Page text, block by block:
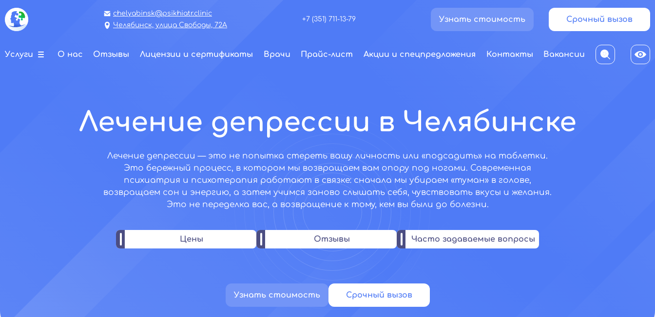
chelyabinsk@psikhiatr.clinic
Челябинск, улица Свободы, 72А
+7 (351) 711-13-79 Узнать стоимость Срочный вызов
Услуги О нас Отзывы Лицензии и сертификаты Врачи Прайс-лист Акции и спецпредложения Контакты Вакансии
Лечение депрессии в Челябинске
Лечение депрессии — это не попытка стереть вашу личность или «подсадить» на таблетки.
Это бережный процесс, в котором мы возвращаем вам опору под ногами. Современная
психиатрия и психотерапия работают в связке: сначала мы убираем «туман» в голове,
возвращаем сон и энергию, а затем учимся заново слышать себя, чувствовать вкусы и желания.
Это не переделка вас, а возвращение к тому, кем вы были до болезни.
Цены Отзывы Часто задаваемые вопросы
Узнать стоимость Срочный вызов